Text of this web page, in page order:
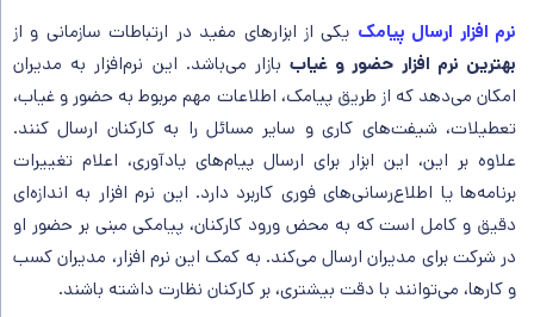
نرم‌ افزار ارسال پیامک یکی از ابزارهای مفید در ارتباطات سازمانی و از
بهترین نرم افزار حضور و غیاببازار می‌باشد. این نرم‌افزار به مدیران
امکان می‌دهد که از طریق پیامک، اطلاعات مهم مربوط به حضور و غیاب،
تعطیلات، شیفت‌های کاری و سایر مسائل را به کارکنان ارسال کنند.
علاوه بر این، این ابزار برای ارسال پیام‌های یادآوری، اعلام تغییرات
برنامه‌ها یا اطلاع‌رسانی‌های فوری کاربرد دارد. این نرم افزار به اندازه‌ای
دقیق و کامل است که به محض ورود کارکنان، پیامکی مبنی بر حضور او
در شرکت برای مدیران ارسال می‌کند. به کمک این نرم افزار، مدیران کسب
و کارها، می‌توانند با دقت بیشتری، بر کارکنان نظارت داشته باشند.